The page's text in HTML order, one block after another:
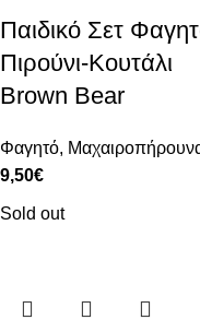
Παιδικό Σετ
Πιρούνι-Κουτάλι
Brown Bear
Φαγητό,
9,50€
Sold out